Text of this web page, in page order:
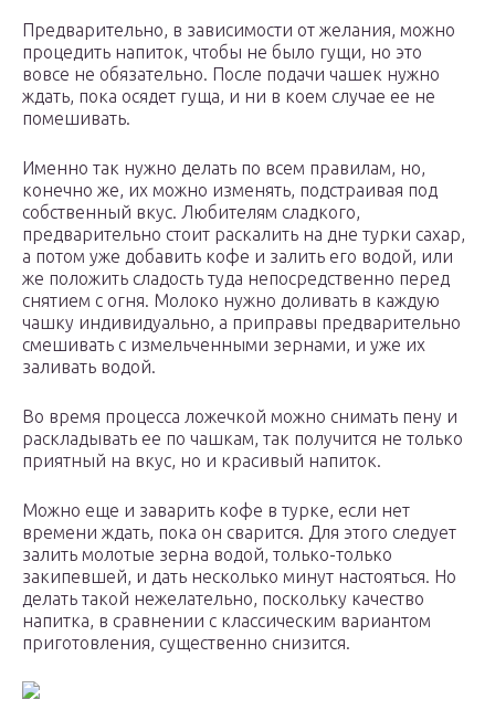
Предварительно, в зависимости от желания, можно
процедить напиток, чтобы не было гущи, но это
вовсе не обязательно. После подачи чашек нужно
ждать, пока осядет гуща, и ни в коем случае ее не
помешивать.
Именно так нужно делать по всем правилам, но,
конечно же, их можно изменять, подстраивая под
собственный вкус. Любителям сладкого,
предварительно стоит раскалить на дне турки сахар,
а потом уже добавить кофе и залить его водой, или
же положить сладость туда непосредственно перед
снятием с огня. Молоко нужно доливать в каждую
чашку индивидуально, а приправы предварительно
смешивать с измельченными зернами, и уже их
заливать водой.
Во время процесса ложечкой можно снимать пену и
раскладывать ее по чашкам, так получится не только
приятный на вкус, но и красивый напиток.
Можно еще и заварить кофе в турке, если нет
времени ждать, пока он сварится. Для этого следует
залить молотые зерна водой, только-только
закипевшей, и дать несколько минут настояться. Но
делать такой нежелательно, поскольку качество
напитка, в сравнении с классическим вариантом
приготовления, существенно снизится.